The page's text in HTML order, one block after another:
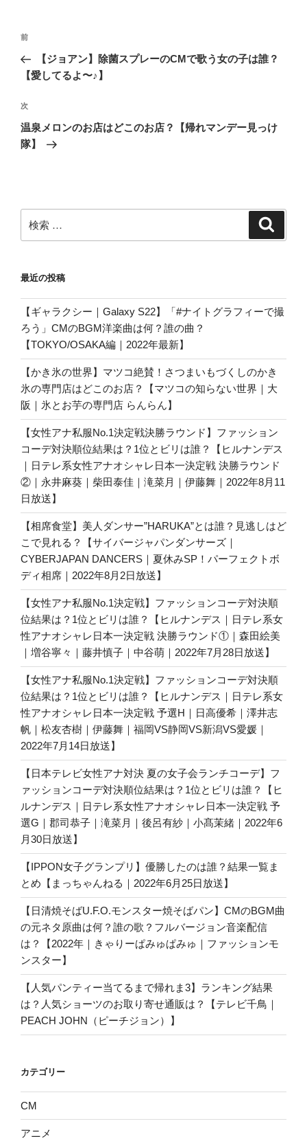
投
ナ
ゲ
ー
シ
過
去
の
稿
前
【ジョアン】除菌スプレーのCMで歌う女の子は誰？
【愛してるよ〜♪】
次
の
投
次
温泉メロンのお店はどこのお店？【帰れマンデー見っけ
隊】
索:
最近の投稿
【ギャラクシー｜Galaxy S22】「#ナイトグラフィーで撮
ろう」CMのBGM洋楽曲は何？誰の曲？
【TOKYO/OSAKA編｜2022年最新】
【かき氷の世界】マツコ絶賛！さつまいもづくしのかき
氷の専門店はどこのお店？【マツコの知らない世界｜大
阪｜氷とお芋の専門店 らんらん】
【女性アナ私服No.1決定戦決勝ラウンド】ファッション
コーデ対決順位結果は？1位とビリは誰？【ヒルナンデス
｜日テレ系女性アナオシャレ日本一決定戦 決勝ラウンド
②｜永井麻葵｜柴田泰佳｜滝菜月｜伊藤舞｜2022年8月11
日放送】
【相席食堂】美人ダンサー”HARUKA”とは誰？見逃しはど
こで見れる？【サイバージャパンダンサーズ｜
CYBERJAPAN DANCERS｜夏休みSP！パーフェクトボ
ディ相席｜2022年8月2日放送】
【女性アナ私服No.1決定戦】ファッションコーデ対決順
位結果は？1位とビリは誰？【ヒルナンデス｜日テレ系女
性アナオシャレ日本一決定戦 決勝ラウンド①｜森田絵美
｜増谷寧々｜藤井慎子｜中谷萌｜2022年7月28日放送】
【女性アナ私服No.1決定戦】ファッションコーデ対決順
位結果は？1位とビリは誰？【ヒルナンデス｜日テレ系女
性アナオシャレ日本一決定戦 予選H｜日高優希｜澤井志
帆｜松友杏樹｜伊藤舞｜福岡VS静岡VS新潟VS愛媛｜
2022年7月14日放送】
【日本テレビ女性アナ対決 夏の女子会ランチコーデ】フ
ァッションコーデ対決順位結果は？1位とビリは誰？【ヒ
ルナンデス｜日テレ系女性アナオシャレ日本一決定戦 予
選G｜郡司恭子｜滝菜月｜後呂有紗｜小髙茉緒｜2022年6
月30日放送】
【IPPON女子グランプリ】優勝したのは誰？結果一覧ま
とめ【まっちゃんねる｜2022年6月25日放送】
【日清焼そばU.F.O.モンスター焼そばパン】CMのBGM曲
の元ネタ原曲は何？誰の歌？フルバージョン音楽配信
は？【2022年｜きゃりーぱみゅぱみゅ｜ファッションモ
ンスター】
【人気パンティー当てるまで帰れま3】ランキング結果
は？人気ショーツのお取り寄せ通販は？【テレビ千鳥｜
PEACH JOHN（ピーチジョン）】
カテゴリー
CM
アニメ